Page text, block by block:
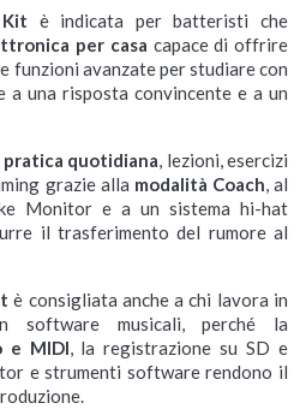
è indicata per batteristi che
per casa capace di offrire
funzioni avanzate per studiare con
a una risposta convincente e a un
pratica quotidiana, lezioni, esercizi
grazie alla modalità Coach, al
Monitor e a un sistema hi-hat
il trasferimento del rumore al
è consigliata anche a chi lavora in
musicali, perché la
e MIDI, la registrazione su SD e
e strumenti software rendono il